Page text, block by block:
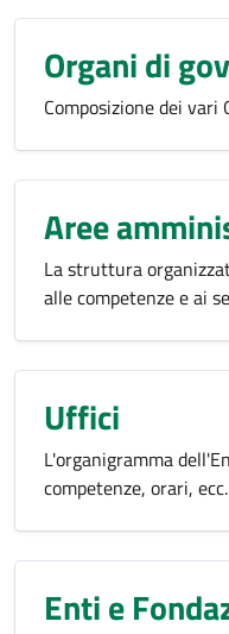
Organi di
Composizione dei
Aree
La struttura
alle competenze e ai
Uffici
L'organigramma
competenze, orari, ecc.
Enti e